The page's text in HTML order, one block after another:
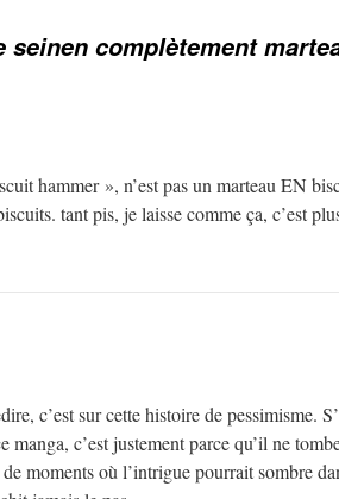
seinen complètement
hammer », n’est pas un marteau EN
tant pis, je laisse comme ça, c’est
c’est sur cette histoire de pessimisme.
c’est justement parce qu’il ne
moments où l’intrigue pourrait sombre